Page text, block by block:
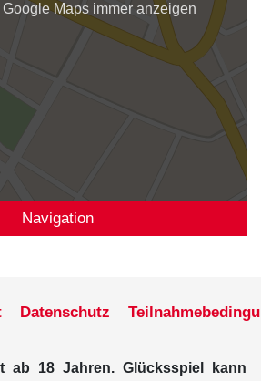
Google Maps immer anzeigen
Navigation
Datenschutz
ab 18 Jahren. Glücksspiel kann